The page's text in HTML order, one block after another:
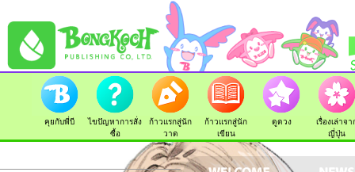
คุยกับพี่บี
ไขปัญหาการสั่ง
ซื้อ
ก้าวแรกสู่นัก
วาด
ก้าวแรกสู่นัก
เขียน
ดูดวง
เรื่องเล่าจา
ญี่ปุ่น